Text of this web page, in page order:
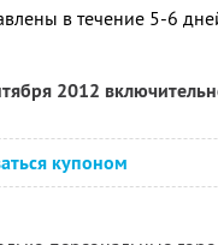
в течение 5-6
2012
купоном